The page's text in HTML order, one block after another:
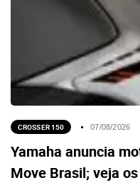
CROSSER 150 07/08/2026
Yamaha anuncia
Move Brasil; veja